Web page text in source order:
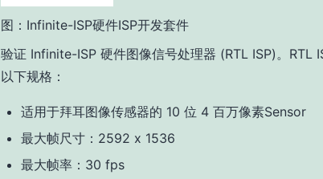
图：Infinite-ISP硬件ISP开发套件
验证 Infinite-ISP 硬件图像信号处理器 (RTL ISP)。RTL
以下规格：
适用于拜耳图像传感器的 10 位 4 百万像素Sensor
最大帧尺寸：2592 x 1536
最大帧率：30 fps